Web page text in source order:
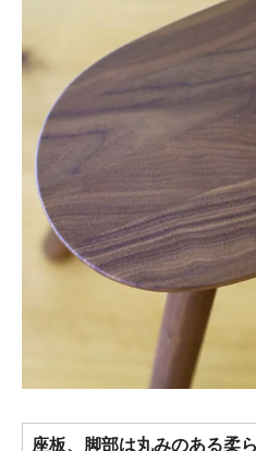
座板、脚部は丸みのある柔